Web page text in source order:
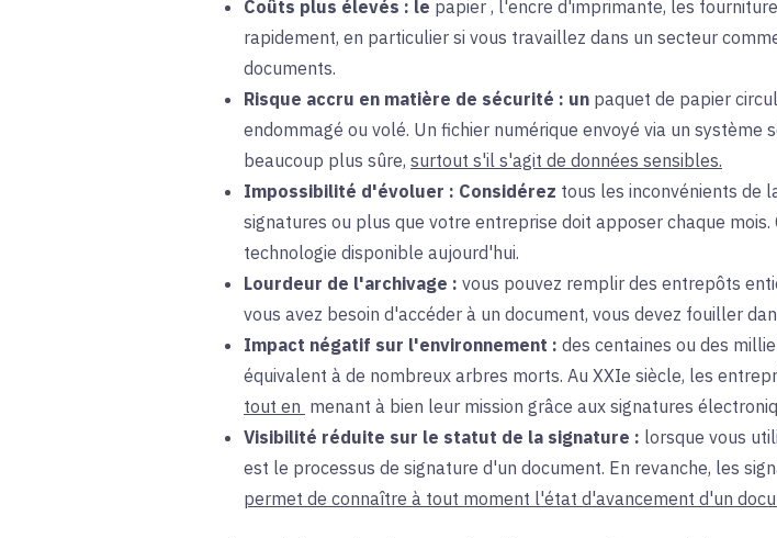
Coûts plus élevés : le papier , l'encre d'imprimante, les
rapidement, en particulier si vous travaillez dans un secteur
documents.
Risque accru en matière de sécurité : un paquet de papier
endommagé ou volé. Un fichier numérique envoyé via un
beaucoup plus sûre, surtout s'il s'agit de données sensibles.
Impossibilité d'évoluer : Considérez tous les inconvénients de
signatures ou plus que votre entreprise doit apposer chaque
technologie disponible aujourd'hui.
Lourdeur de l'archivage : vous pouvez remplir des entrepôts
vous avez besoin d'accéder à un document, vous devez fouiller
Impact négatif sur l'environnement : des centaines ou des
équivalent à de nombreux arbres morts. Au XXIe siècle, les
tout en menant à bien leur mission grâce aux signatures
Visibilité réduite sur le statut de la signature : lorsque vous
est le processus de signature d'un document. En revanche, les
permet de connaître à tout moment l'état d'avancement d'un